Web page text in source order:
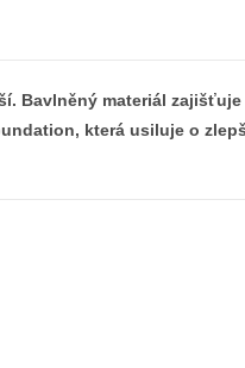
Bavlněný materiál
která usiluje o